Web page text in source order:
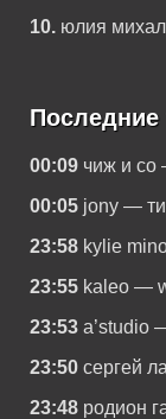
10. юлия
Последние
00:09 чиж и co
00:05 jony —
23:58 kylie
23:55 kaleo —
23:53 a’studio
23:50 сергей
23:48 родион